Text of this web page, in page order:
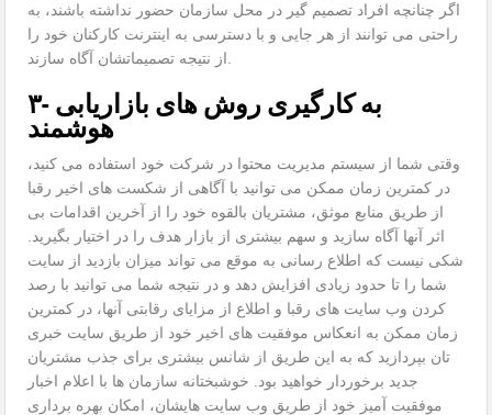
اگر چنانچه افراد تصمیم گیر در محل سازمان حضور نداشته باشند، به
راحتی می توانند از هر جایی و با دسترسی به اینترنت کارکنان خود را
۳- به کارگیری روش های بازاریابی
هوشمند
وقتی شما از سیستم مدیریت محتوا در شرکت خود استفاده می کنید،
در کمترین زمان ممکن می توانید با آگاهی از شکست های اخیر رقبا
از طریق منابع موثق، مشتریان بالقوه خود را از آخرین اقدامات بی
اثر آنها آگاه سازید و سهم بیشتری از بازار هدف را در اختیار بگیرید.
شکی نیست که اطلاع رسانی به موقع می تواند میزان بازدید از سایت
شما را تا حدود زیادی افزایش دهد و در نتیجه شما می توانید با رصد
کردن وب سایت های رقبا و اطلاع از مزایای رقابتی آنها، در کمترین
زمان ممکن به انعکاس موفقیت های اخیر خود از طریق سایت خبری
تان بپردازید که به این طریق از شانس بیشتری برای جذب مشتریان
جدید برخوردار خواهید بود. خوشبختانه سازمان ها با اعلام اخبار
موفقیت آمیز خود از طریق وب سایت هایشان، امکان بهره برداری